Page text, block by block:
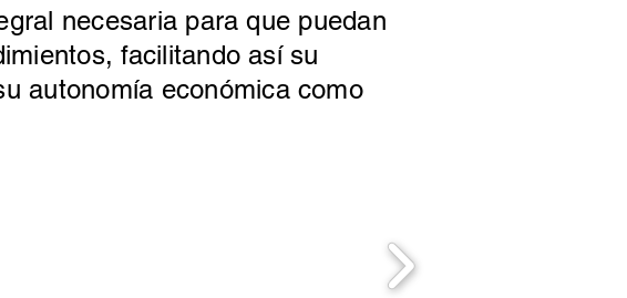
necesaria para que puedan
facilitando así su
autonomía económica como